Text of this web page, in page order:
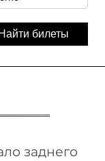
Найти билеты
заднего